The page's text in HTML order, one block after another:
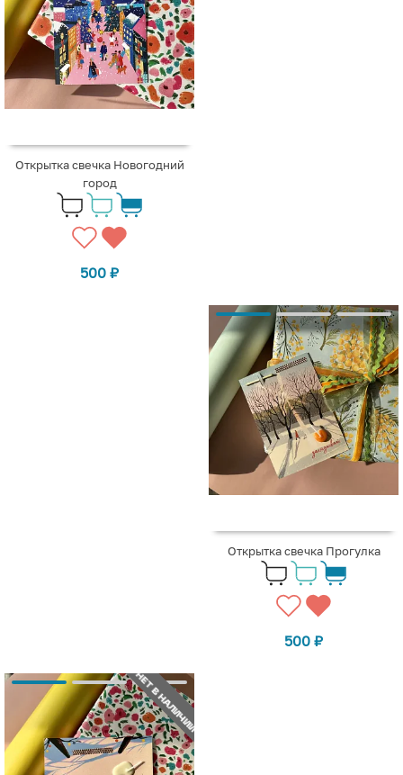
Открытка свечка Новогодний
город
500 ₽
Открытка свечка Прогулка
500 ₽
НЕТ В НАЛИЧИИ